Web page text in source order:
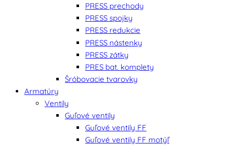
PRESS prechody
PRESS spojky
PRESS redukcie
PRESS nástenky
PRESS zátky
PRES bat. komplety
Šróbovacie tvarovky
Armatúry
Ventily
Guľové ventily
Guľové ventily FF
Guľové ventily FF motýľ